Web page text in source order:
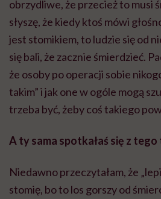
obrzydliwe, że przecież to musi
słyszę, że kiedy ktoś mówi
jest stomikiem, to ludzie się od
się bali, że zacznie śmierdzieć.
że osoby po operacji sobie
takim” i jak one w ogóle mogą
trzeba być, żeby coś takiego
A ty sama spotkałaś się z
Niedawno przeczytałam, że
stomię, bo to los gorszy od